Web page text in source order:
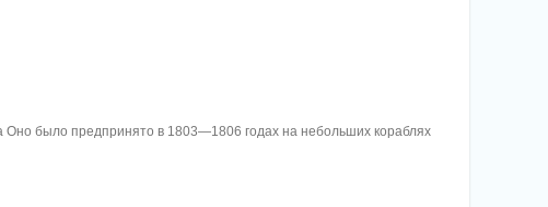
Оно было предпринято в 1803—1806 годах на небольших кораблях